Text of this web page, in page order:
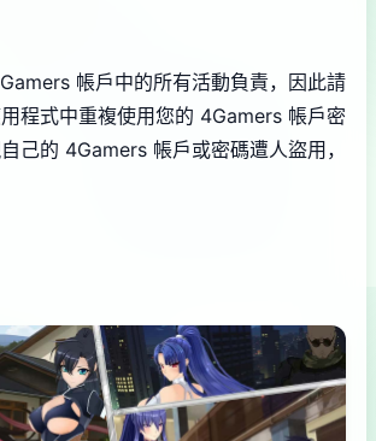
帳戶中的所有活動負責，因此請
程式中重複使用您的 4Gamers 帳戶密
己的 4Gamers 帳戶或密碼遭人盜用，